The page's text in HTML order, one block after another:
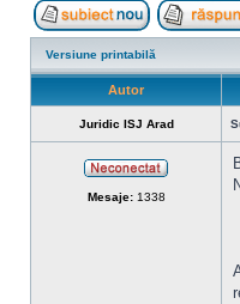
Scrie un
Versiune printabilă
Autor
Juridic ISJ Arad
Mesaje:1338